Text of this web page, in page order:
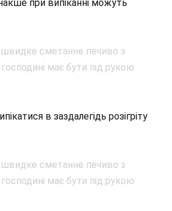
при випіканні можуть
в заздалегідь розігріту